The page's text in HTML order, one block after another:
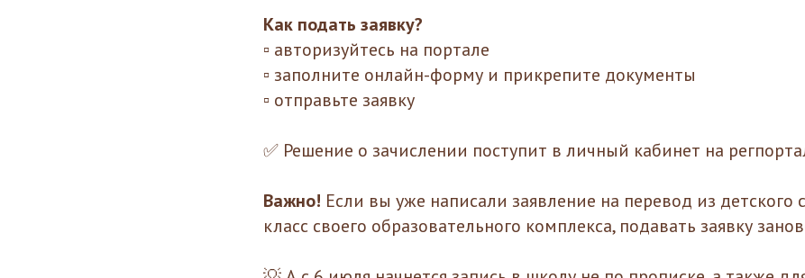
Как подать заявку?
▫️ авторизуйтесь на портале
▫️ заполните онлайн-форму и прикрепите документы
▫️ отправьте заявку
✅ Решение о зачислении поступит в личный кабинет на
Важно! Если вы уже написали заявление на перевод из детского
класс своего образовательного комплекса, подавать заявку